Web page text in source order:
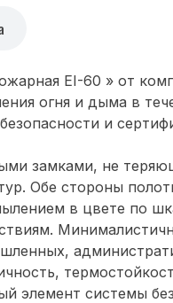
EI-60 » от
огня и дыма в
и
замками, не
Обе стороны
в цвете по
элемент системы